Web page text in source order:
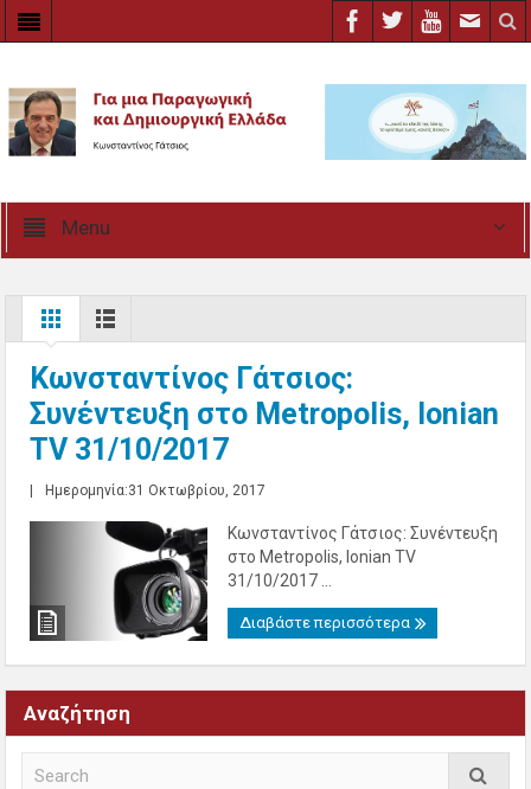
Menu
Κωνσταντίνος Γάτσιος:
Συνέντευξη στο Metropolis, Ionian
TV 31/10/2017
Ημερομηνία:31 Οκτωβρίου, 2017
Κωνσταντίνος Γάτσιος: Συνέντευξη
στο Metropolis, Ionian TV
31/10/2017 ...
Διαβάστε περισσότερα
Αναζήτηση